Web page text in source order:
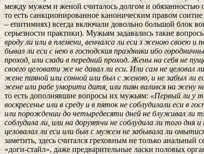
между мужем и женой считалось долгом и обязанностью
то есть санкционированное каноническим правом
– епитимиях) всегда включали довольно большой блок
серьезности практики). Мужьям задавались такие
вроду ли или в племени, венчалса ли еси з женою своею и
бывал ли еси с нею в господския праздники ибо
проход, или сзади в передний проход. Жены на себя не
своего целовати же не давал ли еси. Или сам не целовал
жене пияной или сонной или был с женою, и не забыл ли
жене или рабе уморити дитя, или пиян валився на жену
то есть дополнявшие вопросы их мужьям:«Первый ли у
воскресенье или в среду и в пяток не соблудилали еси в
или порождении до четыредесяти дней не блуживал ли
соблудила ли, или на доруятчи не соблудила ли того
целовалал ли еси или быв с мужем не забывала ли
заметить, здесь считался греховным не только
«доги-стайл», даже предварительные ласки половых